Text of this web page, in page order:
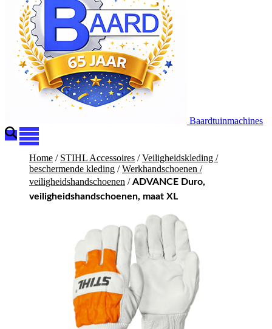
Baardtuinmachines
Home / STIHL Accessoires /Veiligheidskleding /
beschermende kleding /Werkhandschoenen /
veiligheidshandschoenen /ADVANCE Duro,
veiligheidshandschoenen, maat XL